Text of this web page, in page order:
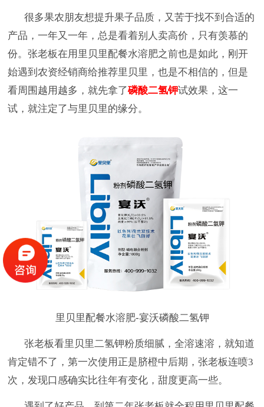
很多果农朋友想提升果子品质，又苦于找不到合适的
产品，一年又一年，总是看着别人卖高价，只有羡慕的
份。张老板在用里贝里配餐水溶肥之前也是如此，刚开
始遇到农资经销商给推荐里贝里，也是不相信的，但是
看周围越用越多，就先拿了磷酸二氢钾试效果，这一
试，就注定了与里贝里的缘分。
里贝里配餐水溶肥-宴沃磷酸二氢钾
张老板看里贝里二氢钾粉质细腻，全溶速溶，就知道
肯定错不了，第一次使用正是脐橙中后期，张老板连喷3
次，发现口感确实比往年有变化，甜度更高一些。